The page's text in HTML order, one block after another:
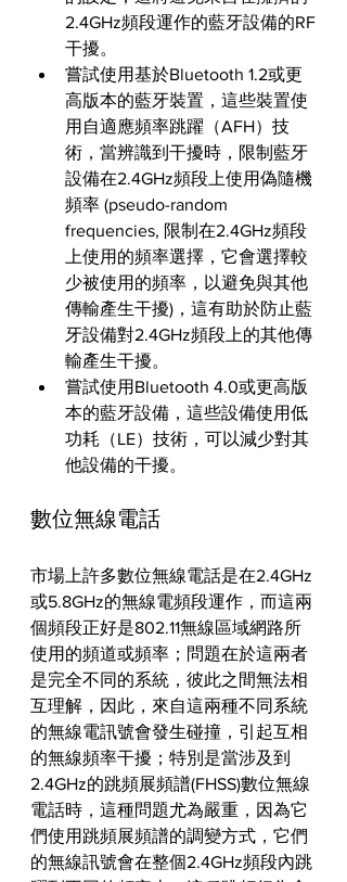
2.4GHz頻段運作的藍牙設備的RF
干擾。
嘗試使用基於Bluetooth 1.2或更
高版本的藍牙裝置，這些裝置使
用自適應頻率跳躍（AFH）技
術，當辨識到干擾時，限制藍牙
設備在2.4GHz頻段上使用偽隨機
頻率 (pseudo-random
frequencies, 限制在2.4GHz頻段
上使用的頻率選擇，它會選擇較
少被使用的頻率，以避免與其他
傳輸產生干擾)，這有助於防止藍
牙設備對2.4GHz頻段上的其他傳
輸產生干擾。
嘗試使用Bluetooth 4.0或更高版
本的藍牙設備，這些設備使用低
功耗（LE）技術，可以減少對其
他設備的干擾。
數位無線電話
市場上許多數位無線電話是在2.4GHz
或5.8GHz的無線電頻段運作，而這兩
個頻段正好是802.11無線區域網路所
使用的頻道或頻率；問題在於這兩者
是完全不同的系統，彼此之間無法相
互理解，因此，來自這兩種不同系統
的無線電訊號會發生碰撞，引起互相
的無線頻率干擾；特別是當涉及到
2.4GHz的跳頻展頻譜(FHSS)數位無線
電話時，這種問題尤為嚴重，因為它
們使用跳頻展頻譜的調變方式，它們
的無線訊號會在整個2.4GHz頻段內跳